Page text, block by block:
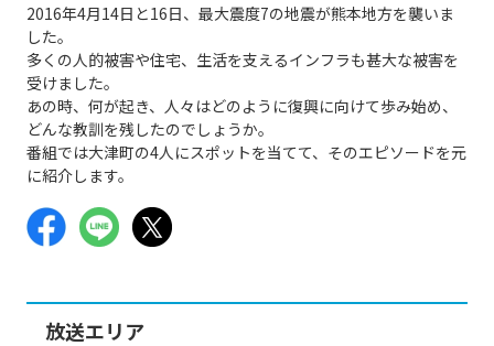
2016年4月14日と16日、最大震度7の地震が熊本地方を襲いま
した。
多くの人的被害や住宅、生活を支えるインフラも甚大な被害を
受けました。
あの時、何が起き、人々はどのように復興に向けて歩み始め、
どんな教訓を残したのでしょうか。
番組では大津町の4人にスポットを当てて、そのエピソードを元
に紹介します。
放送エリア